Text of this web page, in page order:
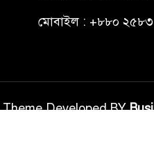
মোবাইল : +৮৮০
Theme Developed BY